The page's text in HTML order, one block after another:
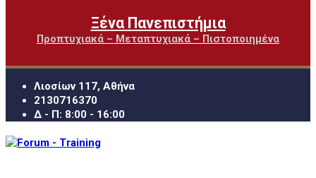
Ξένα Πανεπιστήμια
Προπτυχιακά – Μεταπτυχιακά – Πιστοποιημένα
Λιοσίων 117, Αθήνα
2130716370
Δ - Π: 8:00 - 16:00